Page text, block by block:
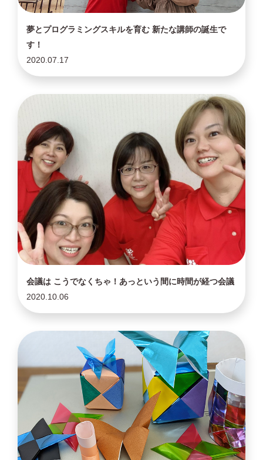
夢とプログラミングスキルを育む 新たな講師の誕生で
す！
2020.07.17
会議は こうでなくちゃ！あっという間に時間が経つ会議
2020.10.06